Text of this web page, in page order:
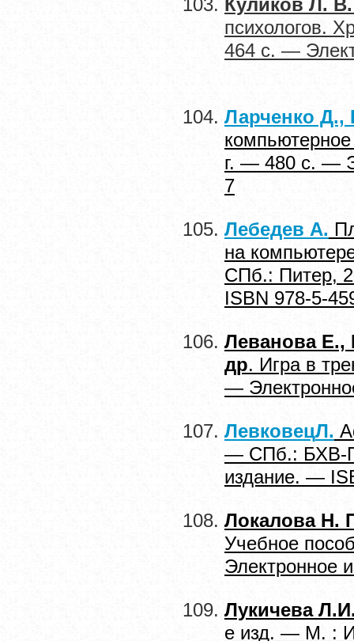
Куликов Л. В.
психологов.
464 с. —
Ларченко Д.,
г. — 480 с. —
7
Лебедев А.
на
СПб.: Питер,
ISBN 978-5-
Леванова
др. Игра в
—
ЛевковецЛ.
— СПб.: БХВ-
издание. —
Локалова Н.
Учебное
Электронное
Лукичева
е изд. — М. :